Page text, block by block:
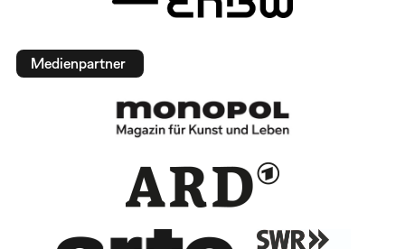
Medienpartner